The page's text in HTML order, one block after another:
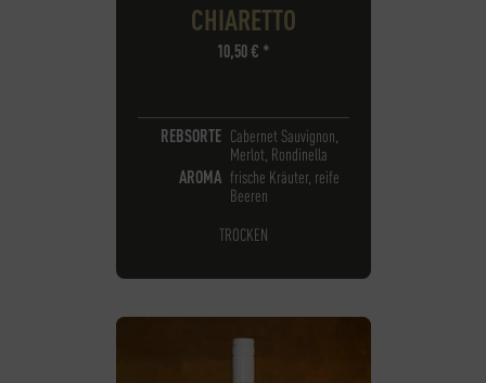
CHIARETTO
10,50€ *
REBSORTE Cabernet Sauvignon,
Merlot, Rondinella
AROMA frische Kräuter, reife
Beeren
TROCKEN